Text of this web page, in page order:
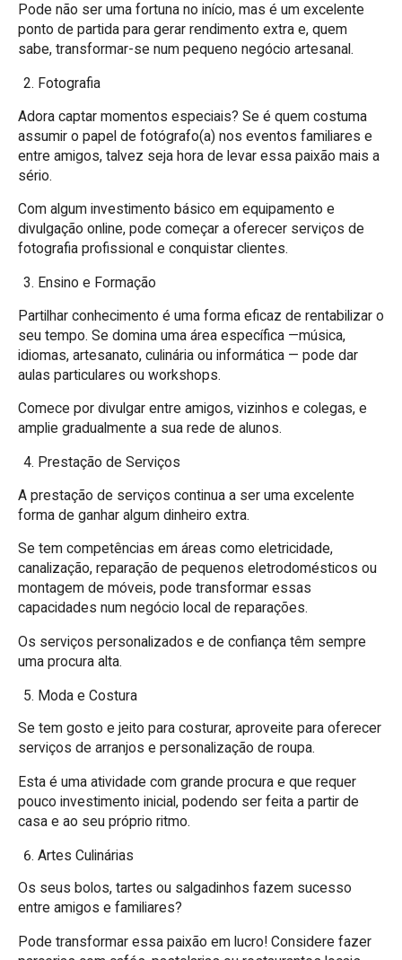
Pode não ser uma fortuna no início, mas é um excelente
ponto de partida para gerar rendimento extra e, quem
sabe, transformar-se num pequeno negócio artesanal.
Fotografia
Adora captar momentos especiais? Se é quem costuma
assumir o papel de fotógrafo(a) nos eventos familiares e
entre amigos, talvez seja hora de levar essa paixão mais a
sério.
Com algum investimento básico em equipamento e
divulgação online, pode começar a oferecer serviços de
fotografia profissional e conquistar clientes.
Ensino e Formação
Partilhar conhecimento é uma forma eficaz de rentabilizar o
seu tempo. Se domina uma área específica —música,
idiomas, artesanato, culinária ou informática — pode dar
aulas particulares ou workshops.
Comece por divulgar entre amigos, vizinhos e colegas, e
amplie gradualmente a sua rede de alunos.
Prestação de Serviços
A prestação de serviços continua a ser uma excelente
forma de ganhar algum dinheiro extra.
Se tem competências em áreas como eletricidade,
canalização, reparação de pequenos eletrodomésticos ou
montagem de móveis, pode transformar essas
capacidades num negócio local de reparações.
Os serviços personalizados e de confiança têm sempre
uma procura alta.
Moda e Costura
Se tem gosto e jeito para costurar, aproveite para oferecer
serviços de arranjos e personalização de roupa.
Esta é uma atividade com grande procura e que requer
pouco investimento inicial, podendo ser feita a partir de
casa e ao seu próprio ritmo.
Artes Culinárias
Os seus bolos, tartes ou salgadinhos fazem sucesso
entre amigos e familiares?
Pode transformar essa paixão em lucro! Considere fazer